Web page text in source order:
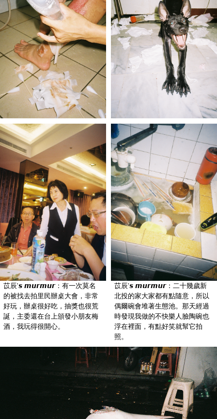
苡辰'𝙨 𝙢𝙪𝙧𝙢𝙪𝙧：有一次莫名
的被找去拍里民辦桌大會，非常
好玩，辦桌很好吃，抽獎也很荒
誕，主委還在台上頒發小朋友梅
酒，我玩得很開心。
苡辰'𝙨 𝙢𝙪𝙧𝙢𝙪𝙧：二十幾歲新
北投的家大家都有點隨意，所以
偶爾碗會堆著生態池。那天經過
時發現我做的不快樂人臉陶碗也
浮在裡面，有點好笑就幫它拍
照。